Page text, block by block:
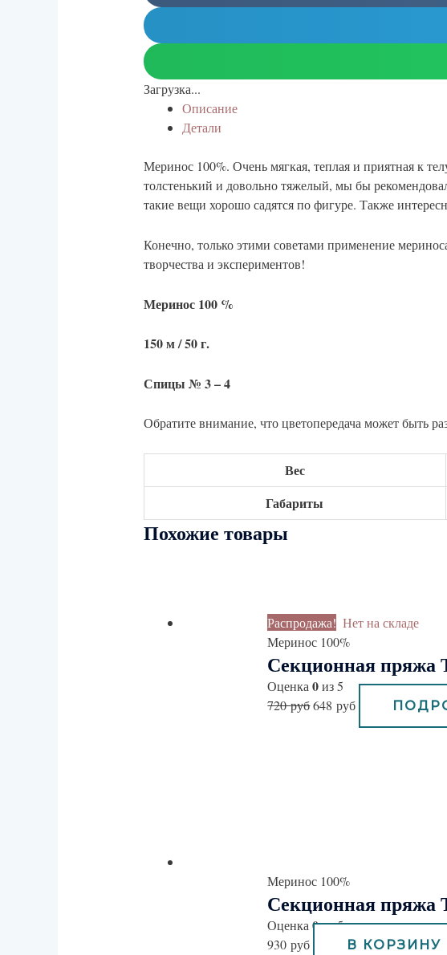
Загрузка...
Описание
Детали
Меринос 100%. Очень мягкая, теплая и приятная к
толстенький и довольно тяжелый, мы бы
такие вещи хорошо садятся по фигуре. Также
Конечно, только этими советами применение
творчества и экспериментов!
Меринос 100 %
150 м / 50 г.
Спицы № 3 – 4
Обратите внимание, что цветопередача может быть
Вес
Габариты
Похожие товары
Распродажа! Нет на складе
Меринос 100%
Секционная пряжа
Оценка0из 5
720руб648руб
Меринос 100%
Секционная пряжа
Оценка0из 5
930руб В КОРЗИНУ